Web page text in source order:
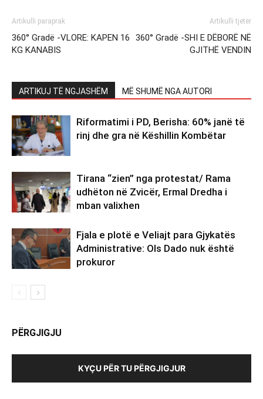
Artikulli paraprak
360° Gradë -VLORE: KAPEN 16
KG KANABIS
Artikulli tjetër
360° Gradë -SHI E DËBORË NË
GJITHË VENDIN
ARTIKUJ TË NGJASHËM MË SHUMË NGA AUTORI
Riformatimi i PD, Berisha: 60% janë të
rinj dhe gra në Këshillin Kombëtar
Tirana “zien” nga protestat/ Rama
udhëton në Zvicër, Ermal Dredha i
mban valixhen
Fjala e plotë e Veliajt para Gjykatës
Administrative: Ols Dado nuk është
prokuror
PËRGJIGJU
KYÇU PËR TU PËRGJIGJUR